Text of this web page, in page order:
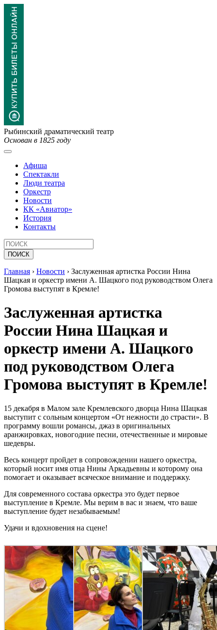
Рыбинский драматический театр
Основан в 1825 году
Афиша
Спектакли
Люди театра
Оркестр
Новости
КК «Авиатор»
История
Контакты
Главная › Новости › Заслуженная артистка России Нина
Шацкая и оркестр имени А. Шацкого под руководством Олега
Громова выступят в Кремле!
Заслуженная артистка
России Нина Шацкая и
оркестр имени А. Шацкого
под руководством Олега
Громова выступят в Кремле!
15 декабря в Малом зале Кремлевского дворца Нина Шацкая
выступит с сольным концертом «От нежности до страсти». В
программу вошли романсы, джаз в оригинальных
аранжировках, новогодние песни, отечественные и мировые
шедевры.
Весь концерт пройдет в сопровождении нашего оркестра,
который носит имя отца Нины Аркадьевны и которому она
помогает и оказывает всяческое внимание и поддержку.
Для современного состава оркестра это будет первое
выступление в Кремле. Мы верим в вас и знаем, что ваше
выступление будет незабываемым!
Удачи и вдохновения на сцене!